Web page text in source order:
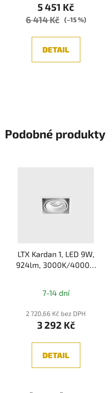
je
4,0
5
5 451 Kč
6 414 Kč (–15 %)
DETAIL
Podobné produkty
LTX Kardan 1, LED 9W,
924lm, 3000K/4000K,
7-14 dní
2 720,66 Kč bez DPH
3 292 Kč
DETAIL